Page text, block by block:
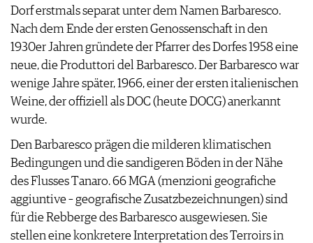
AGB & DATENSCHUTZ
Dorf erstmals separat unter dem Namen Barbaresco.
Nach dem Ende der ersten Genossenschaft in den
1930er Jahren gründete der Pfarrer des Dorfes 1958 eine
neue, die Produttori del Barbaresco. Der Barbaresco war
wenige Jahre später, 1966, einer der ersten italienischen
Weine, der offiziell als DOC (heute DOCG) anerkannt
wurde.
Den Barbaresco prägen die milderen klimatischen
Bedingungen und die sandigeren Böden in der Nähe
des Flusses Tanaro. 66 MGA (menzioni geografiche
aggiuntive – geografische Zusatzbezeichnungen) sind
für die Rebberge des Barbaresco ausgewiesen. Sie
stellen eine konkretere Interpretation des Terroirs in